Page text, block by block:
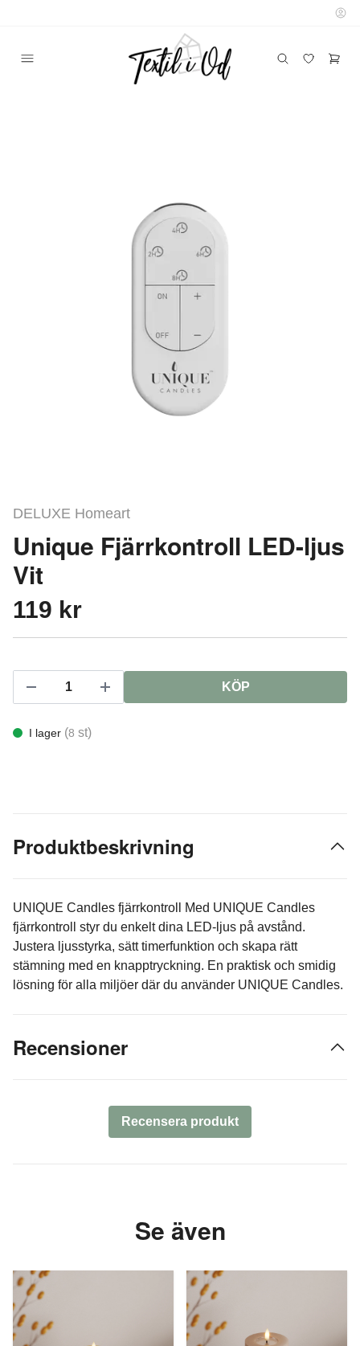
DELUXE Homeart
Unique Fjärrkontroll LED-ljus
Vit
119 kr
KÖP
I lager (8 st)
Produktbeskrivning
UNIQUE Candles fjärrkontroll Med UNIQUE Candles
fjärrkontroll styr du enkelt dina LED-ljus på avstånd.
Justera ljusstyrka, sätt timerfunktion och skapa rätt
stämning med en knapptryckning. En praktisk och smidig
lösning för alla miljöer där du använder UNIQUE Candles.
Recensioner
Recensera produkt
Se även